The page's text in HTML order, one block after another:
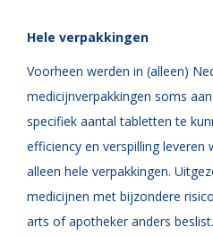
Hele verpakkingen
Voorheen werden in (alleen)
medicijnverpakkingen soms
specifiek aantal tabletten te
efficiency en verspilling leveren
alleen hele verpakkingen.
medicijnen met bijzondere
arts of apotheker anders